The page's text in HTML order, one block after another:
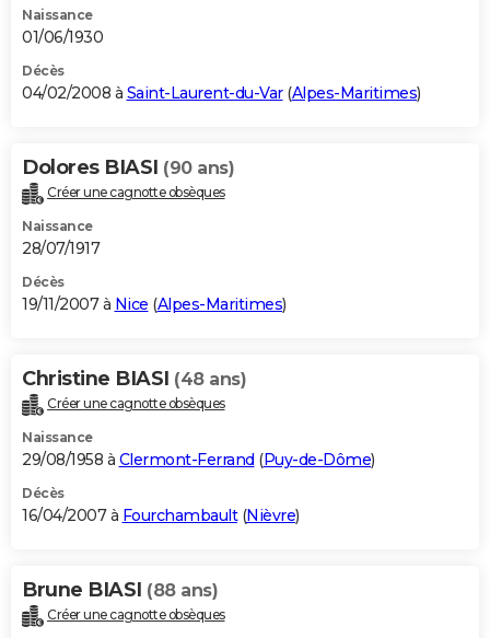
Naissance
01/06/1930
Décès
04/02/2008 à Saint-Laurent-du-Var(Alpes-Maritimes)
Dolores BIASI (90 ans)
Créer une cagnotte obsèques
Naissance
28/07/1917
Décès
19/11/2007 à Nice (Alpes-Maritimes)
Christine BIASI (48 ans)
Créer une cagnotte obsèques
Naissance
29/08/1958 à Clermont-Ferrand (Puy-de-Dôme)
Décès
16/04/2007 à Fourchambault(Nièvre)
Brune BIASI (88 ans)
Créer une cagnotte obsèques